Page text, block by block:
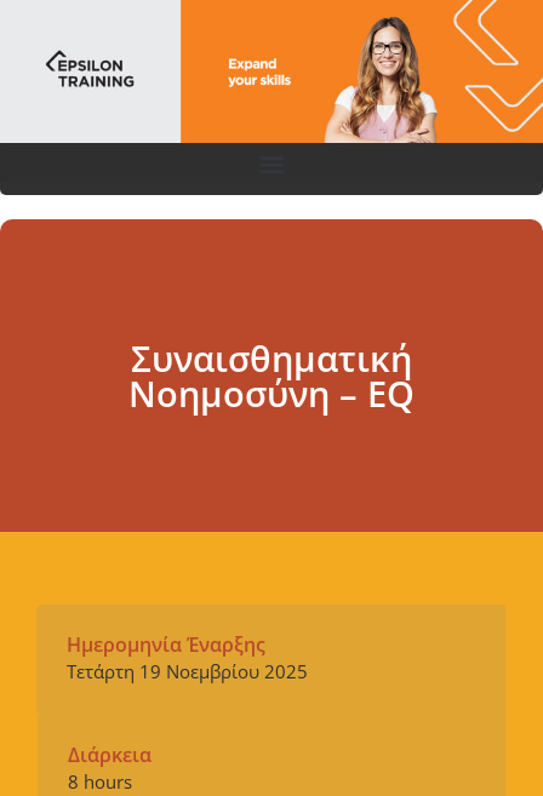
Συναισθηματική
Νοημοσύνη – EQ
Ημερομηνία Έναρξης
Τετάρτη 19 Νοεμβρίου 2025
Διάρκεια
8 hours